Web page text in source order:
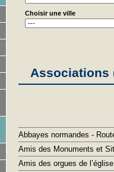
Choisir une ville
Associations
Abbayes normandes -
Amis des Monuments et
Amis des orgues de